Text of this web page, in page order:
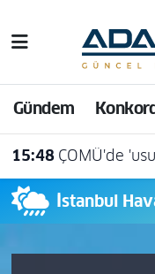
Gündem
15:48 ÇOMÜ'de
İstanbul
Hava Durumu
Trafik
Süper Lig
Tüm